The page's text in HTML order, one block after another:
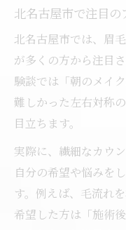
北名古屋市で注目
北名古屋市では、眉
が多くの方から注目
験談では「朝のメイ
難しかった左右対称
目立ちます。
実際に、繊細なカウ
自分の希望や悩みを
す。例えば、毛流れ
希望した方は「施術